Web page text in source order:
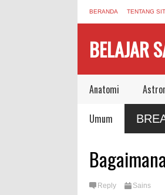
BERANDA TENTANG
BELAJAR
Anatomi
Umum
Berbunyi dari Pandemi
Reply Sains